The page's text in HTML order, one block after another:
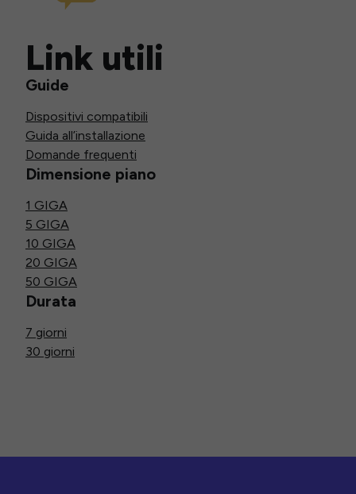
Link utili
Guide
Dispositivi compatibili
Guida all’installazione
Domande frequenti
Dimensione piano
1 GIGA
5 GIGA
10 GIGA
20 GIGA
50 GIGA
Durata
7 giorni
30 giorni